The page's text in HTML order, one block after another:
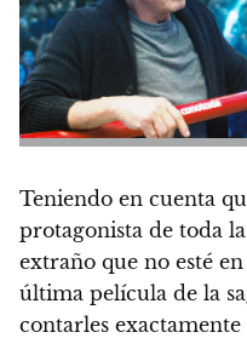
Teniendo en cuenta
protagonista de toda
extraño que no esté
última película de la
contarles